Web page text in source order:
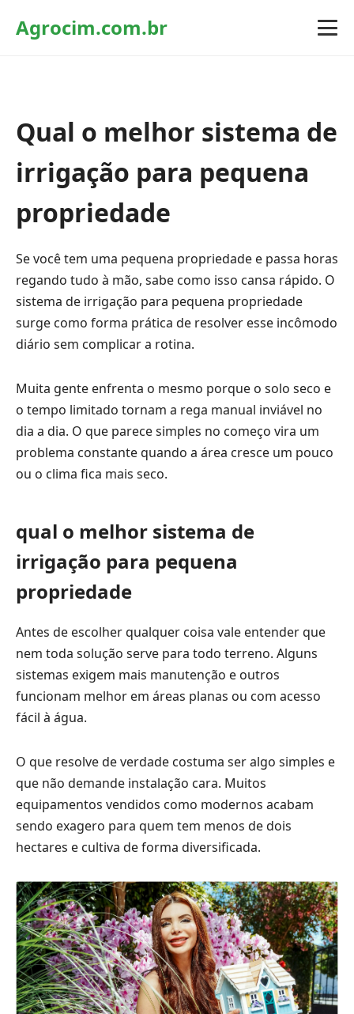
Agrocim.com.br
Qual o melhor sistema de
irrigação para pequena
propriedade
Se você tem uma pequena propriedade e passa horas
regando tudo à mão, sabe como isso cansa rápido. O
sistema de irrigação para pequena propriedade
surge como forma prática de resolver esse incômodo
diário sem complicar a rotina.
Muita gente enfrenta o mesmo porque o solo seco e
o tempo limitado tornam a rega manual inviável no
dia a dia. O que parece simples no começo vira um
problema constante quando a área cresce um pouco
ou o clima fica mais seco.
qual o melhor sistema de
irrigação para pequena
propriedade
Antes de escolher qualquer coisa vale entender que
nem toda solução serve para todo terreno. Alguns
sistemas exigem mais manutenção e outros
funcionam melhor em áreas planas ou com acesso
fácil à água.
O que resolve de verdade costuma ser algo simples e
que não demande instalação cara. Muitos
equipamentos vendidos como modernos acabam
sendo exagero para quem tem menos de dois
hectares e cultiva de forma diversificada.